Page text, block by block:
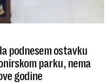
podnesem ostavku
parku, nema
godine